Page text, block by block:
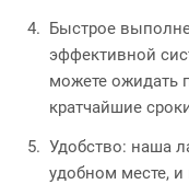
Быстрое
эффективной
можете ожидать
кратчайшие
Удобство: наша
удобном месте,